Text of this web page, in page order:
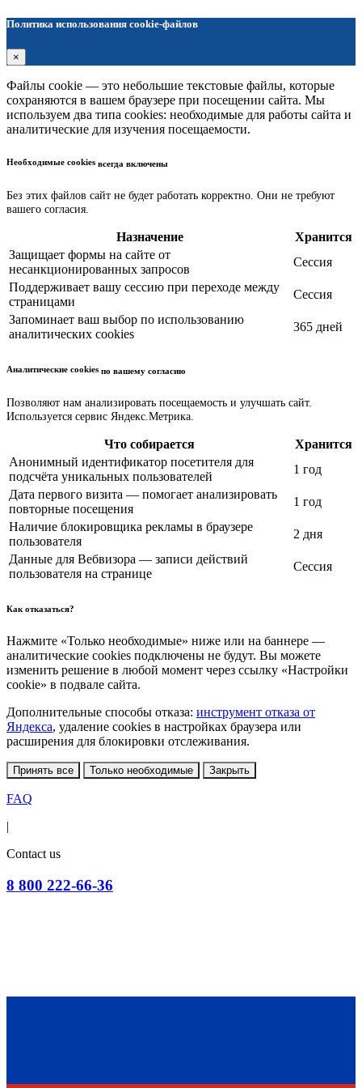
Политика использования cookie-файлов
×
Файлы cookie — это небольшие текстовые файлы, которые
сохраняются в вашем браузере при посещении сайта. Мы
используем два типа cookies: необходимые для работы сайта и
аналитические для изучения посещаемости.
Необходимые cookies всегда включены
Без этих файлов сайт не будет работать корректно. Они не требуют
вашего согласия.
Назначение
Хранится
Защищает формы на сайте от
несанкционированных запросов
Сессия
Поддерживает вашу сессию при переходе между
страницами
Сессия
Запоминает ваш выбор по использованию
аналитических cookies
365 дней
Аналитические cookies по вашему согласию
Позволяют нам анализировать посещаемость и улучшать сайт.
Используется сервис Яндекс.Метрика.
Что собирается
Хранится
Анонимный идентификатор посетителя для
подсчёта уникальных пользователей
1 год
Дата первого визита — помогает анализировать
повторные посещения
1 год
Наличие блокировщика рекламы в браузере
пользователя
2 дня
Данные для Вебвизора — записи действий
пользователя на странице
Сессия
Как отказаться?
Нажмите «Только необходимые» ниже или на баннере —
аналитические cookies подключены не будут. Вы можете
изменить решение в любой момент через ссылку «Настройки
cookie» в подвале сайта.
Дополнительные способы отказа: инструмент отказа от
Яндекса, удаление cookies в настройках браузера или
расширения для блокировки отслеживания.
Принять все Только необходимые Закрыть
FAQ
|
Contact us
8 800 222-66-36